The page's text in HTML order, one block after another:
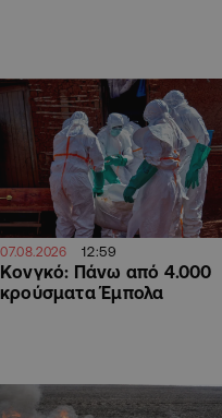
07.08.2026 12:59
Κονγκό: Πάνω από 4.000
κρούσματα Έμπολα